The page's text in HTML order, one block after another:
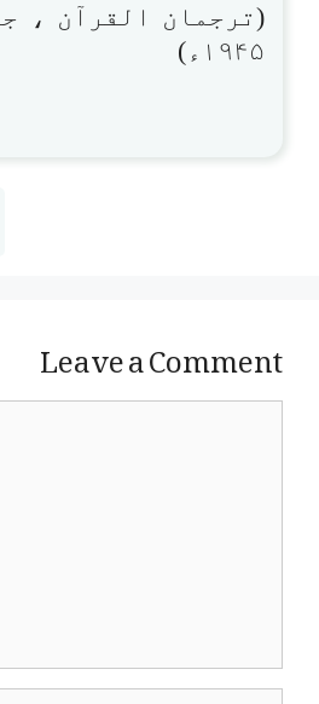
(ترجمان القرآن ،
۱۹۴۵ء)
Leave a Comment